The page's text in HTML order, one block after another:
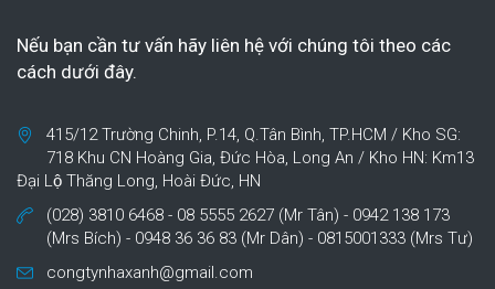
Nếu bạn cần tư vấn hãy liên hệ với chúng tôi theo các
cách dưới đây.
415/12 Trường Chinh, P.14, Q.Tân Bình, TP.HCM / Kho SG:
718 Khu CN Hoàng Gia, Đức Hòa, Long An / Kho HN: Km13
Đại Lộ Thăng Long, Hoài Đức, HN
(028) 3810 6468 - 08 5555 2627 (Mr Tân) - 0942 138 173
(Mrs Bích) - 0948 36 36 83 (Mr Dân) - 0815001333 (Mrs Tư)
congtynhaxanh@gmail.com